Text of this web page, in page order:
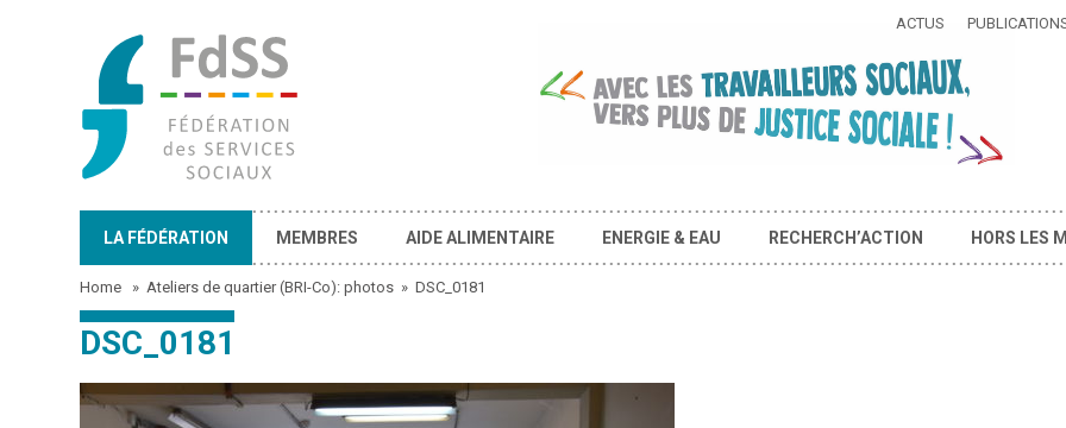
ACTUS
LA FÉDÉRATION MEMBRES AIDE ALIMENTAIRE ENERGIE & EAU RECHERCH’ACTION HORS LES
Home »Ateliers de quartier (BRI-Co): photos »DSC_0181
DSC_0181